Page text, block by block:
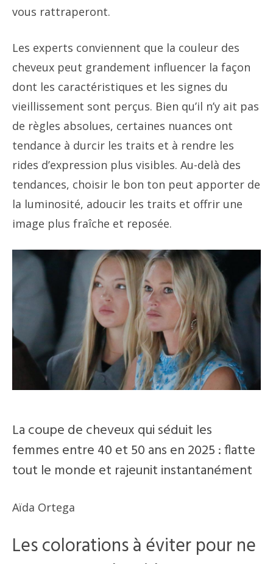
vous rattraperont.
Les experts conviennent que la couleur des
cheveux peut grandement influencer la façon
dont les caractéristiques et les signes du
vieillissement sont perçus. Bien qu’il n’y ait pas
de règles absolues, certaines nuances ont
tendance à durcir les traits et à rendre les
rides d’expression plus visibles. Au-delà des
tendances, choisir le bon ton peut apporter de
la luminosité, adoucir les traits et offrir une
image plus fraîche et reposée.
La coupe de cheveux qui séduit les
femmes entre 40 et 50 ans en 2025 : flatte
tout le monde et rajeunit instantanément
Aïda Ortega
Les colorations à éviter pour ne